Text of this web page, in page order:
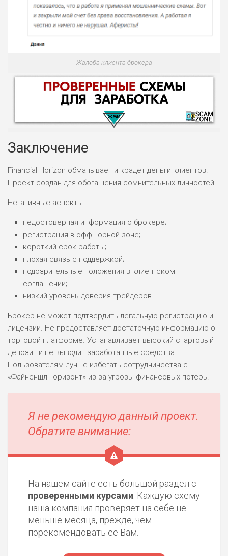
Жалоба клиента брокера
НАЗВАНИЕ ОБЗОР
ВСЕМ
РИСКИ: НИЗКИЕ
ДОХОД: ВЫСОКИЙ
БЮДЖЕТ: ВЫСОКИЙ
ЛЮБИТЕЛЯ
М СТАВОК
РИСКИ: СРЕДНИЕ
ДОХОД: ВЫСОКИЙ
БЮДЖЕТ: НИЗКИЙ
ПОДОЙДЕТ
ВСЕМ
РИСКИ: НИЗКИЕ
БЮДЖЕТ: НИЗКИЙ
ОБЗОР
ВСЕМ
ДОХОД: СРЕДНИЙ
БЮДЖЕТ: НИЗКИЙ
Заключение
Financial Horizon обманывает и крадет деньги клиентов.
Проект создан для обогащения сомнительных личностей.
Негативные аспекты:
недостоверная информация о брокере;
регистрация в оффшорной зоне;
короткий срок работы;
плохая связь с поддержкой;
подозрительные положения в клиентском
соглашении;
низкий уровень доверия трейдеров.
Брокер не может подтвердить легальную регистрацию и
лицензии. Не предоставляет достаточную информацию о
торговой платформе. Устанавливает высокий стартовый
депозит и не выводит заработанные средства.
Пользователям лучше избегать сотрудничества с
«Файненшл Горизонт» из-за угрозы финансовых потерь.
Я не рекомендую данный проект.
Обратите внимание:
На нашем сайте есть большой раздел с
проверенными курсами . Каждую схему
наша компания проверяет на себе не
меньше месяца, прежде, чем
порекомендовать ее Вам.